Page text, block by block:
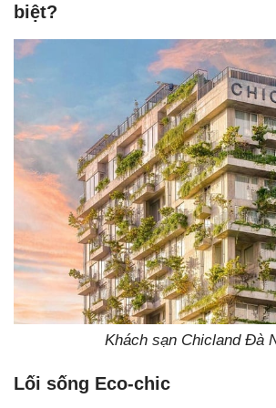
biệt?
Khách sạn Chicland Đà
Lối sống Eco-chic